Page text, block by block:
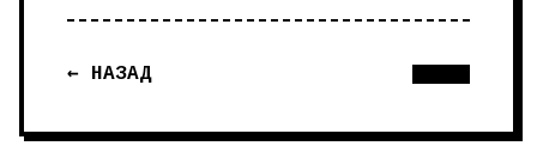
← НАЗАД